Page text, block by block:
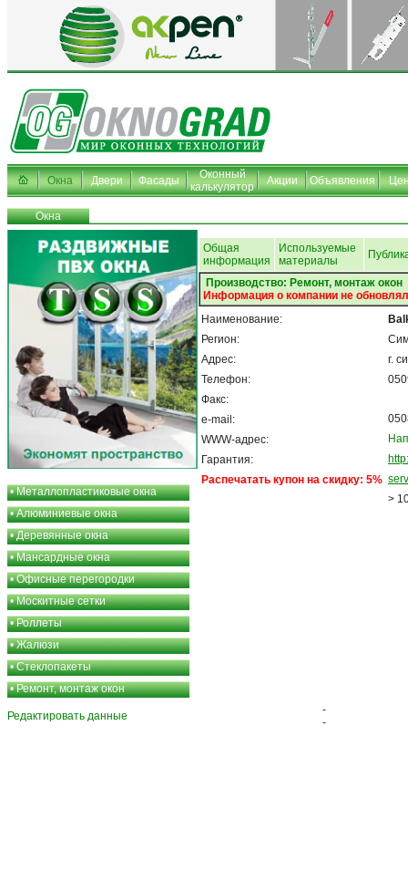
Окна Двери Фасады
Оконный
калькулятор
Акции Объявления
Окна
•Металлопластиковые окна
•Алюминиевые окна
•Деревянные окна
•Мансардные окна
•Офисные перегородки
•Москитные сетки
•Роллеты
•Жалюзи
•Стеклопакеты
•Ремонт, монтаж окон
Общая
информация
Используемые
материалы
Производство: Ремонт, монтаж окон
Информация о компании не
Наименование:
Регион:
Адрес:
Телефон:
Факс:
e-mail:
WWW-адрес:
Гарантия:
Распечатать купон на скидку: 5%
г.
>
Редактировать данные
-
-